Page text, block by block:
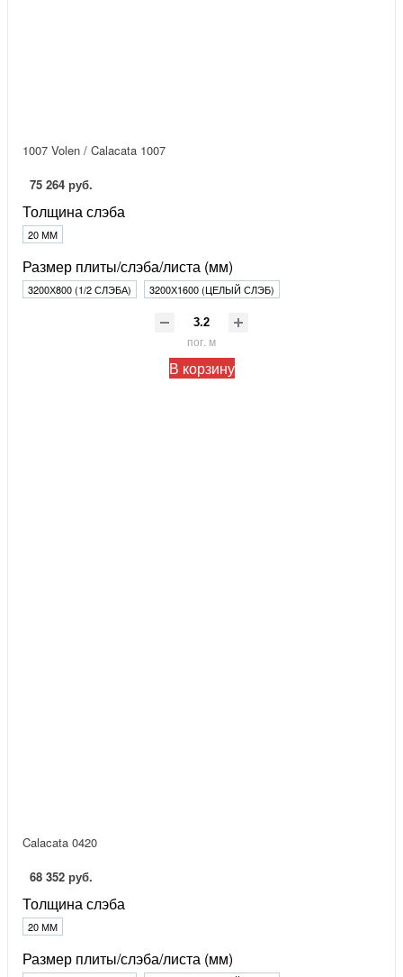
1007 Volen / Calacata 1007
75 264 руб.
Толщина слэба
20 ММ
Размер плиты/слэба/листа (мм)
3200Х800 (1/2 СЛЭБА) 3200Х1600 (ЦЕЛЫЙ СЛЭБ)
пог. м
В корзину
Calacata 0420
68 352 руб.
Толщина слэба
20 ММ
Размер плиты/слэба/листа (мм)